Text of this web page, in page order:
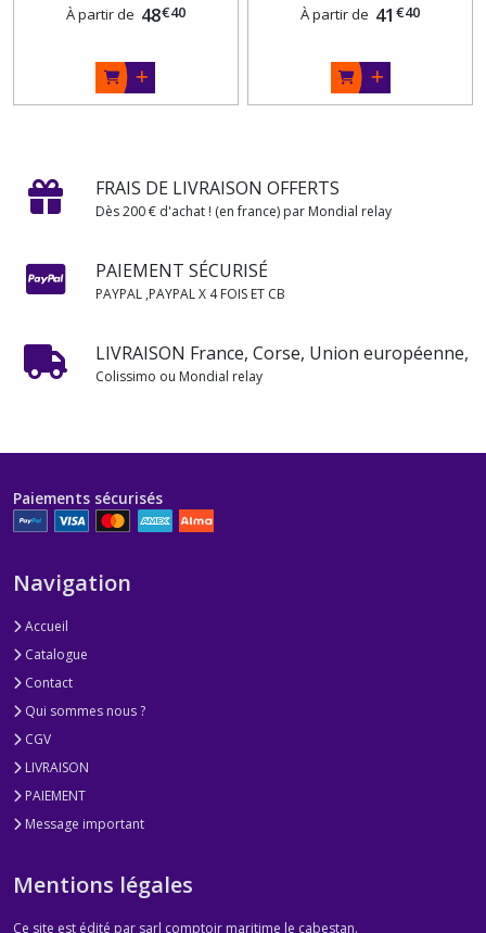
À partir de 48€40 À partir de 41 €40
FRAIS DE LIVRAISON OFFERTS
Dès 200 € d'achat ! (en france) par Mondial relay
PAIEMENT SÉCURISÉ
PAYPAL ,PAYPAL X 4 FOIS ET CB
LIVRAISON France, Corse, Union européenne,
Colissimo ou Mondial relay
Paiements sécurisés
Navigation
Accueil
Catalogue
Contact
Qui sommes nous ?
CGV
LIVRAISON
PAIEMENT
Message important
Mentions légales
Ce site est édité par sarl comptoir maritime le cabestan.